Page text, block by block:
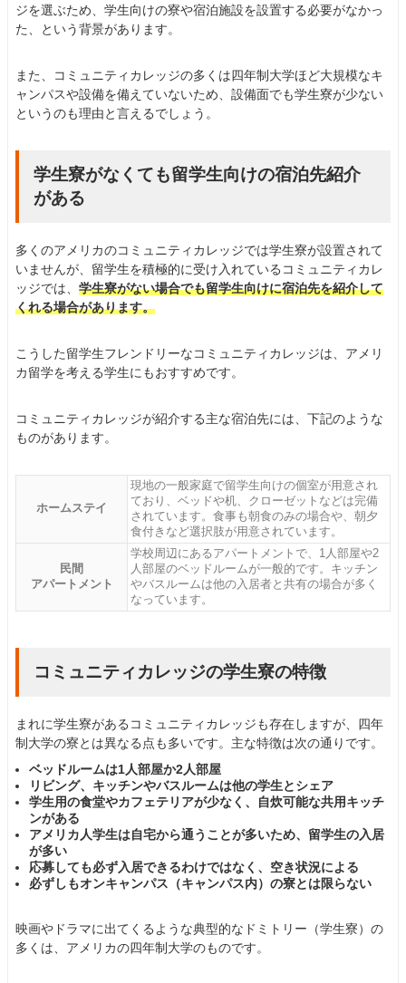
ジを選ぶため、学生向けの寮や宿泊施設を設置する必要がなかっ
た、という背景があります。
また、コミュニティカレッジの多くは四年制大学ほど大規模なキ
ャンパスや設備を備えていないため、設備面でも学生寮が少ない
というのも理由と言えるでしょう。
学生寮がなくても留学生向けの宿泊先紹介
がある
多くのアメリカのコミュニティカレッジでは学生寮が設置されて
いませんが、留学生を積極的に受け入れているコミュニティカレ
ッジでは、 学生寮がない場合でも留学生向けに宿泊先を紹介して
くれる場合があります。
こうした留学生フレンドリーなコミュニティカレッジは、アメリ
カ留学を考える学生にもおすすめです。
コミュニティカレッジが紹介する主な宿泊先には、下記のような
ものがあります。
ホームステイ
現地の一般家庭で留学生向けの個室が用意され
ており、ベッドや机、クローゼットなどは完備
されています。食事も朝食のみの場合や、朝夕
食付きなど選択肢が用意されています。
民間
アパートメント
学校周辺にあるアパートメントで、1人部屋や2
人部屋のベッドルームが一般的です。キッチン
やバスルームは他の入居者と共有の場合が多く
なっています。
コミュニティカレッジの学生寮の特徴
まれに学生寮があるコミュニティカレッジも存在しますが、四年
制大学の寮とは異なる点も多いです。主な特徴は次の通りです。
ベッドルームは1人部屋か2人部屋
リビング、キッチンやバスルームは他の学生とシェア
学生用の食堂やカフェテリアが少なく、自炊可能な共用キッチ
ンがある
アメリカ人学生は自宅から通うことが多いため、留学生の入居
が多い
応募しても必ず入居できるわけではなく、空き状況による
必ずしもオンキャンパス（キャンパス内）の寮とは限らない
映画やドラマに出てくるような典型的なドミトリー（学生寮）の
多くは、アメリカの四年制大学のものです。